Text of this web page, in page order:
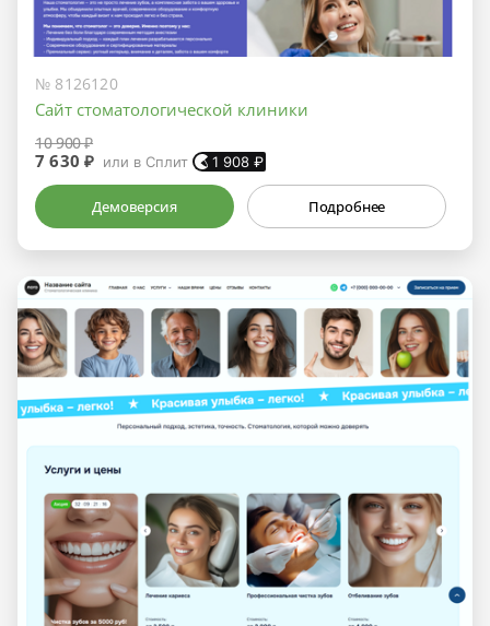
№ 8126120
Сайт стоматологической клиники
10 900 ₽
7 630 ₽ или в Сплит 1 908 ₽
Демоверсия Подробнее